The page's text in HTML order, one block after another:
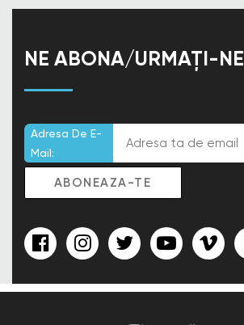
NE ABONA/URMAȚI-NE
Adresa De E-
Mail: